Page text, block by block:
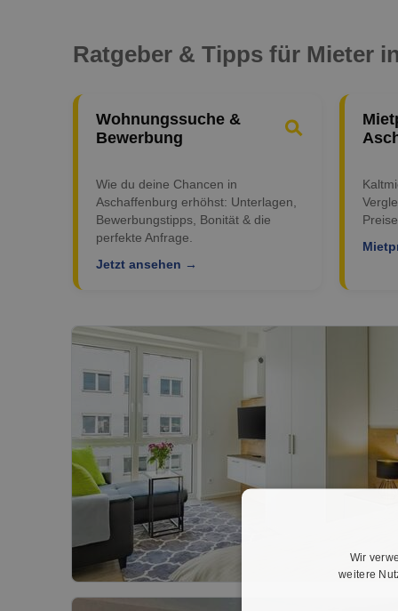
Ratgeber & Tipps für Mieter
Wohnungssuche &
Bewerbung
Wie du deine Chancen in
Aschaffenburg erhöhst: Unterlagen,
Bewerbungstipps, Bonität & die
perfekte Anfrage.
Jetzt ansehen →
Wir
weitere